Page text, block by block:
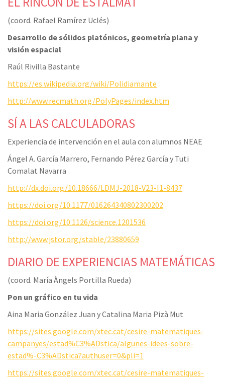
(coord. Rafael Ramírez Uclés)
Desarrollo de sólidos platónicos, geometría plana y
visión espacial
Raúl Rivilla Bastante
https://es.wikipedia.org/wiki/Polidiamante
http://www.recmath.org/PolyPages/index.htm
SÍ A LAS CALCULADORAS
Experiencia de intervención en el aula con alumnos NEAE
Ángel A. García Marrero, Fernando Pérez García y Tuti
Comalat Navarra
http://dx.doi.org/10.18666/LDMJ-2018-V23-I1-8437
https://doi.org/10.1177/016264340802300202
https://doi.org/10.1126/science.1201536
http://www.jstor.org/stable/23880659
DIARIO DE EXPERIENCIAS MATEMÁTICAS
(coord. María Àngels Portilla Rueda)
Pon un gráfico en tu vida
Aina Maria González Juan y Catalina Maria Pizà Mut
https://sites.google.com/xtec.cat/cesire-matematiques-
campanyes/estad%C3%ADstica/algunes-idees-sobre-
estad%-C3%ADstica?authuser=0&pli=1
https://sites.google.com/xtec.cat/cesire-matematiques-